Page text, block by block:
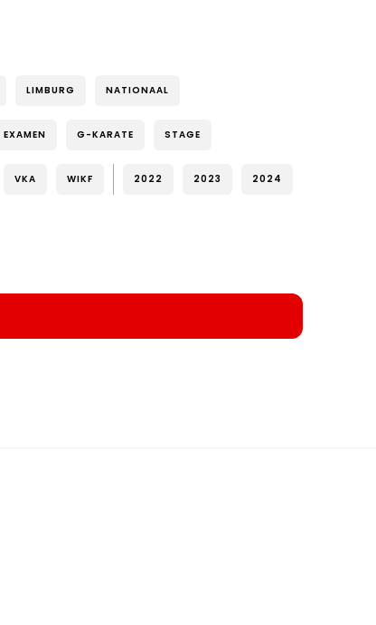
LIMBURG NATIONAAL
EXAMEN G-KARATE STAGE
VKA WIKF 2022 2023 2024